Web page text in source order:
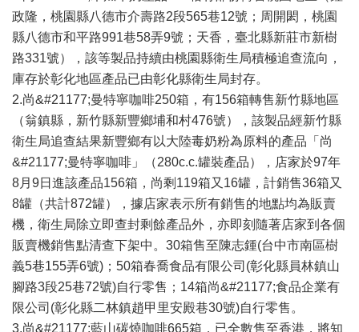
政隆，桃園縣八德市介壽路2段565巷12號；周開閎，桃園
縣八德市和平路991巷58弄9號；天香，臺北縣新莊市新樹
路331號），該等製品持續由桃園縣衛生局積極追查流向，
庫存於彰化地區產品已由彰化縣衛生局封存。
2.尚&#21177;曼特寧咖啡250箱，有156箱轉售新竹縣地區
（翁鎮縣，新竹縣新豐鄉埔和村476號），該製品經新竹縣
衛生局追查結果新豐鄉有以大陸毒奶粉為原料的產品「尚
&#21177;曼特寧咖啡」（280c.c.罐裝產品），店家於97年
8月9日進該產品156箱，尚剩119箱又16罐，計銷售36箱又
8罐（共計872罐），據店家表示所有銷售的地點均為販賣
機，衛生局除立即查封剩餘產品外，亦即刻隨著店家到各個
販賣機銷售點清查下架中。30箱售至陳志鍾(台中市南區樹
義5巷155弄6號)；50箱春喬食品有限公司(彰化縣員林鎮山
腳路3段25巷72號)自行零售；14箱尚&#21177;食品企業有
限公司(彰化縣二林鎮趙甲里安殿巷30號)自行零售。
3.尚&#21177;藍山碳燒咖啡665箱，已全數售至香港，將知